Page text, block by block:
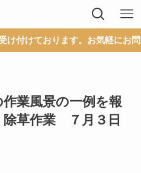
けております。お気軽にお問い
業風景の一例を報
草作業 ７月３日